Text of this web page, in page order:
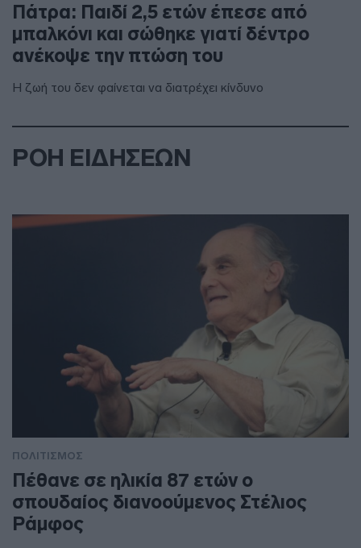
Πάτρα: Παιδί 2,5 ετών έπεσε από
μπαλκόνι και σώθηκε γιατί δέντρο
ανέκοψε την πτώση του
Η ζωή του δεν φαίνεται να διατρέχει κίνδυνο
ΡΟΗ ΕΙΔΗΣΕΩΝ
ΠΟΛΙΤΙΣΜΟΣ
Πέθανε σε ηλικία 87 ετών ο
σπουδαίος διανοούμενος Στέλιος
Ράμφος